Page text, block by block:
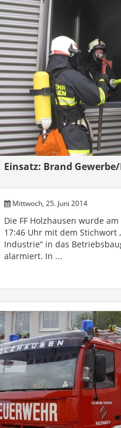
Einsatz: Brand
Mittwoch, 25. Juni 2014
Die FF Holzhausen wurde
17:46 Uhr mit dem Stichwort
Industrie“ in das
alarmiert. In ...